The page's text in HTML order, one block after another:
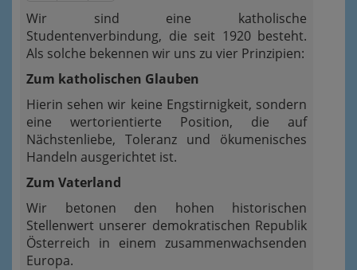
Wir sind eine katholische
Studentenverbindung, die seit 1920 besteht.
Als solche bekennen wir uns zu vier Prinzipien:
Zum katholischen Glauben
Hierin sehen wir keine Engstirnigkeit, sondern
eine wertorientierte Position, die auf
Nächstenliebe, Toleranz und ökumenisches
Handeln ausgerichtet ist.
Zum Vaterland
Wir betonen den hohen historischen
Stellenwert unserer demokratischen Republik
Österreich in einem zusammenwachsenden
Europa.